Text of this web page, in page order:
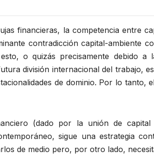
financieras, la competencia entre
contradicción capital-ambiente
o quizás precisamente debido a
división internacional del trabajo,
de dominio. Por lo
(dado por la unión de
sigue una estrategia
de medio pero, por otro lado,